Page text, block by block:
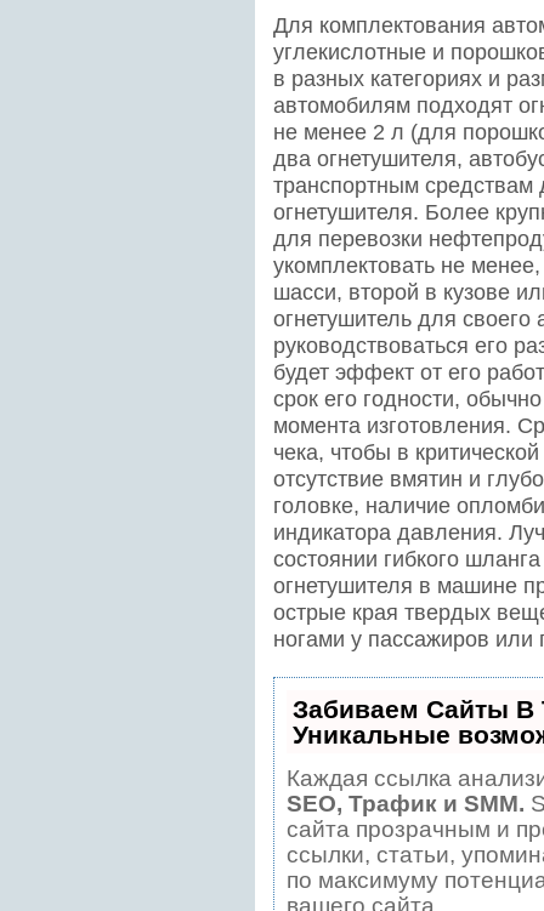
Для комплектования
углекислотные и
в разных категориях и
автомобилям подходят
не менее 2 л (для
два огнетушителя,
транспортным
огнетушителя. Более
для перевозки
укомплектовать не
шасси, второй в кузове
огнетушитель для
руководствоваться его
будет эффект от его
срок его годности,
момента изготовления.
чека, чтобы в
отсутствие вмятин и
головке, наличие
индикатора давления.
состоянии гибкого
огнетушителя в машине
острые края твердых
ногами у пассажиров или
Забиваем Сайты
Уникальные
Каждая ссылка
SEO, Трафик и SMM.
сайта прозрачным и
ссылки, статьи,
по максимуму
вашего сайта.